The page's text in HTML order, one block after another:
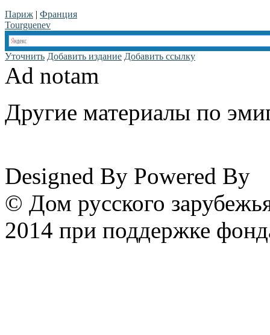
Париж | Франция
Tourguenev
Уточнить Добавить издание Добавить ссылку
Ad notam
Другие материалы по
Designed By Powered By
© Дом русского
2014 при поддержке